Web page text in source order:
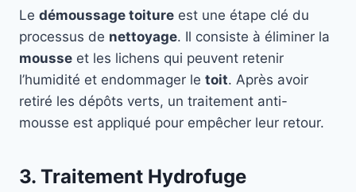
Le démoussage toiture est une étape clé du
processus de nettoyage. Il consiste à éliminer la
mousse et les lichens qui peuvent retenir
l’humidité et endommager le toit. Après avoir
retiré les dépôts verts, un traitement anti-
mousse est appliqué pour empêcher leur retour.
3. Traitement Hydrofuge